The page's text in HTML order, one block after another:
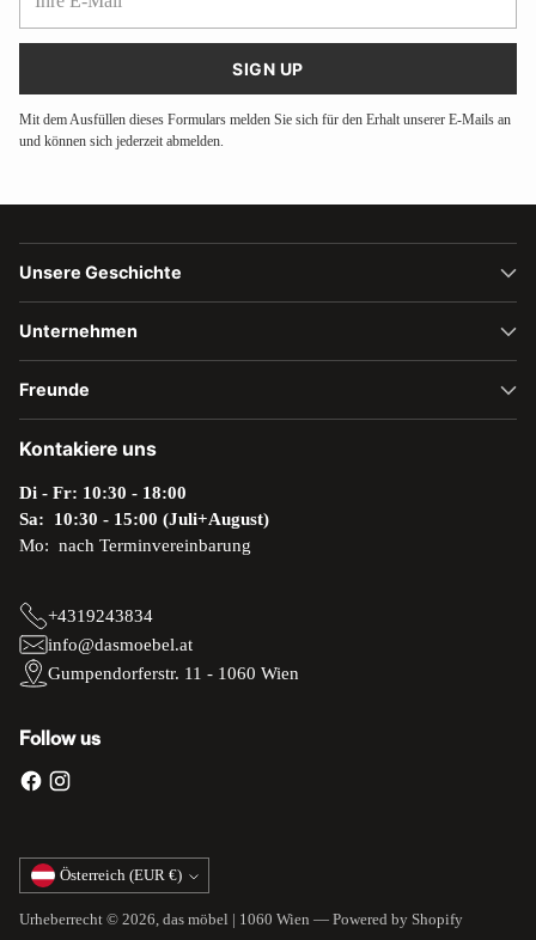
SIGN UP
Mit dem Ausfüllen dieses Formulars melden Sie sich für den Erhalt unserer E-Mails an
und können sich jederzeit abmelden.
Unsere Geschichte
Unternehmen
Freunde
Kontakiere uns
Di - Fr: 10:30 - 18:00
Sa: 10:30 - 15:00 (Juli+August)
Mo: nach Terminvereinbarung
+4319243834
info@dasmoebel.at
Gumpendorferstr. 11 - 1060 Wien
Follow us
Währung Österreich (EUR €)
Urheberrecht © 2026, das möbel | 1060 Wien — Powered by Shopify